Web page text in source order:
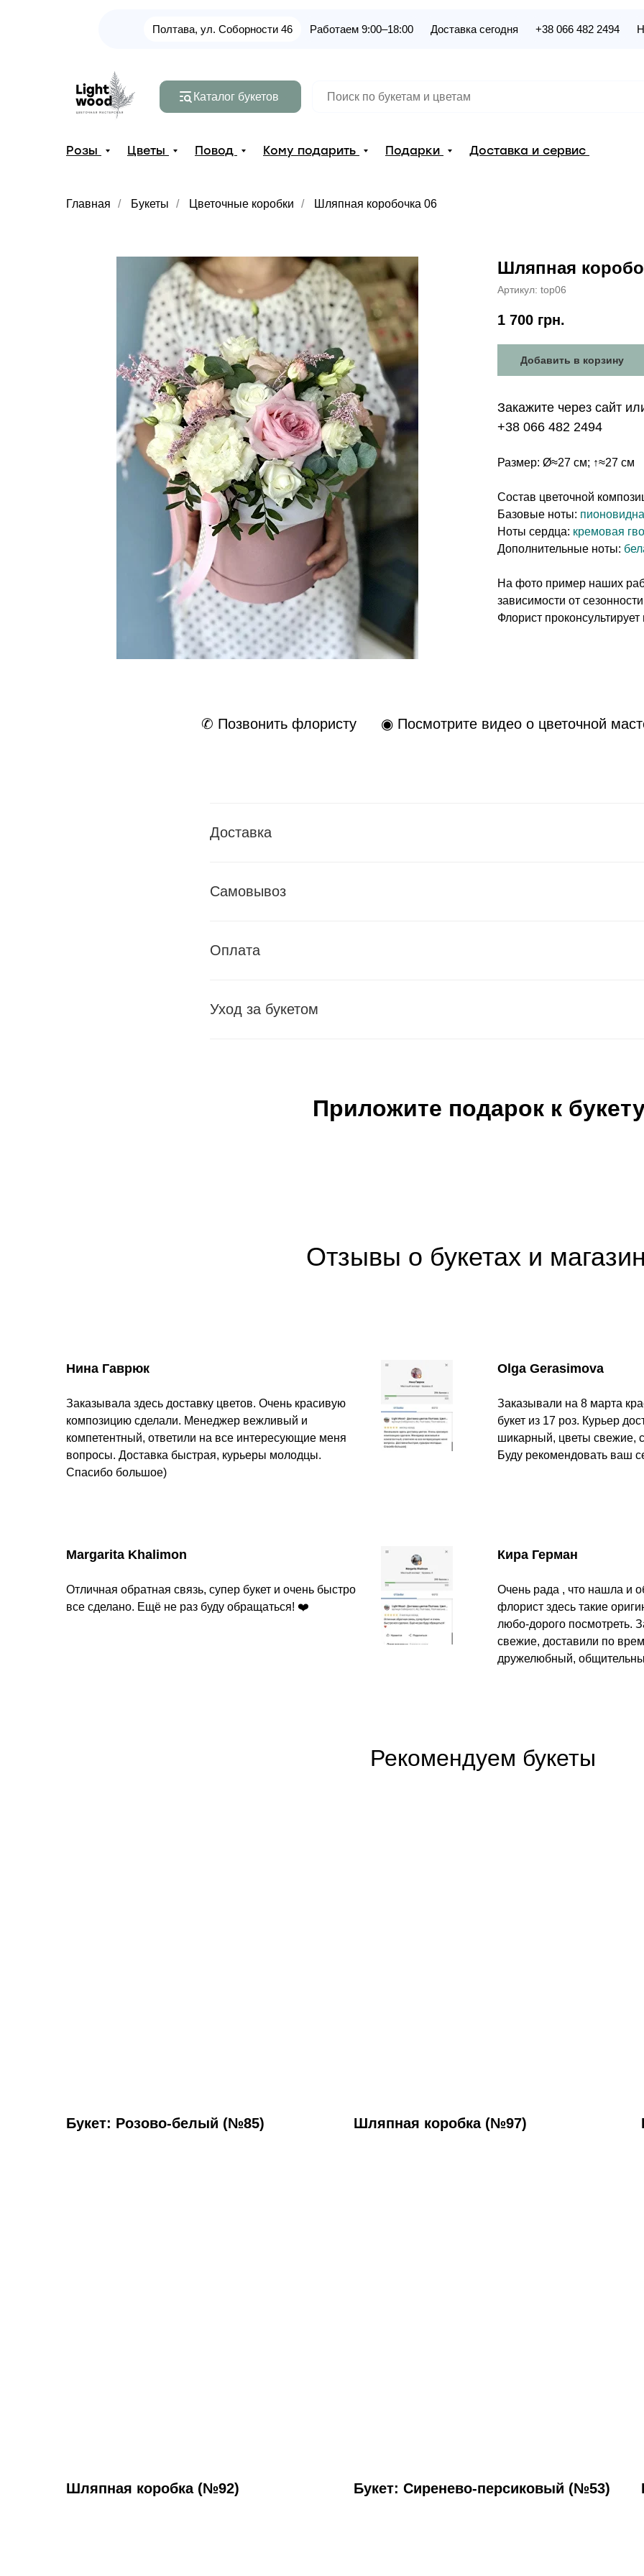
Полтава, ул. Соборности 46 Работаем 9:00–18:00 Доставка сегодня +38 066 482 2494
Каталог букетов
Розы Цветы Повод Кому подарить Подарки Доставка и сервис
Главная / Букеты / Цветочные коробки / Шляпная коробочка 06
Шляпная
Артикул: top06
1 700 грн.
Добавить в корзину
Закажите через сайт
+38 066 482 2494
Размер: Ø≈27 см; ↑≈27 см
Состав цветочной
Базовые ноты:
Ноты сердца: кремовая
Дополнительные ноты:
На фото пример наших
зависимости от
Флорист
✆ Позвонить флористу ◉ Посмотрите видео о цветочной
Доставка
Самовывоз
Оплата
Уход за букетом
Приложите подарок к
Отзывы о букетах и
Нина Гаврюк
Заказывала здесь доставку цветов. Очень красивую
композицию сделали. Менеджер вежливый и
компетентный, ответили на все интересующие меня
вопросы. Доставка быстрая, курьеры молодцы.
Спасибо большое)
Olga Gerasimova
Заказывали на 8 марта
букет из 17 роз. Курьер
шикарный, цветы свежие,
Буду рекомендовать ваш
Margarita Khalimon
Отличная обратная связь, супер букет и очень быстро
все сделано. Ещё не раз буду обращаться! ❤️
Кира Герман
Очень рада , что нашла и
флорист здесь такие
любо-дорого посмотреть.
свежие, доставили по
дружелюбный,
Рекомендуем букеты
Букет: Розово-белый (№85) Шляпная коробка (№97)
Шляпная коробка (№92) Букет: Сиренево-персиковый (№53)